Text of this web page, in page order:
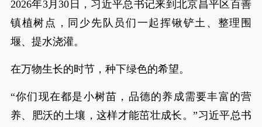
2026年3月30日，习近平总书记来到北京昌平区百善
镇植树点，同少先队员们一起挥锹铲土、整理围
堰、提水浇灌。
在万物生长的时节，种下绿色的希望。
“你们现在都是小树苗，品德的养成需要丰富的营
养、肥沃的土壤，这样才能茁壮成长。”习近平总书